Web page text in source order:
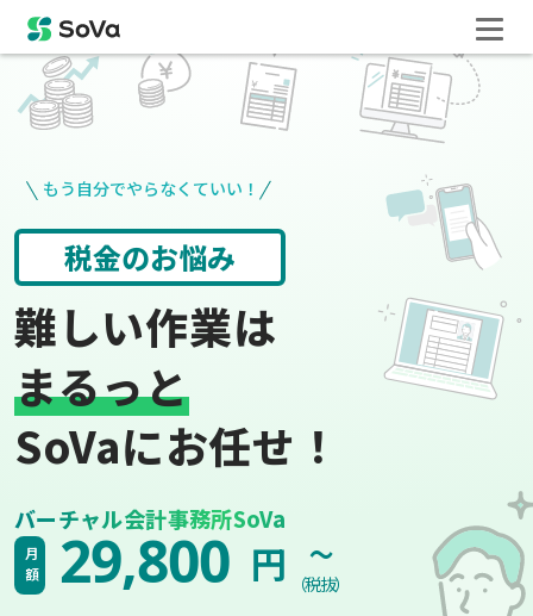
もう自分でやらなくていい！
請求書や領収書 役所手続き
難しい作業は
まるっと
SoVaにお任せ！
バーチャル会計事務所SoVa
月額 29,800 円 ~
（税抜）